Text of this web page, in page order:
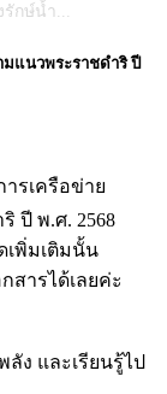
รักษ์น้ำ...
แนวพระราชดำริ ปี
รเครือข่าย
ปี พ.ศ. 2568
เพิ่มเติมนั้น
สารได้เลยค่ะ
ลัง และเรียนรู้ไป